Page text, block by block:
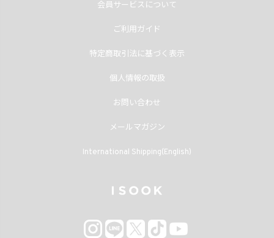
会員サービスについて
ご利用ガイド
特定商取引法に基づく表示
個人情報の取扱
お問い合わせ
メールマガジン
International Shipping(English)